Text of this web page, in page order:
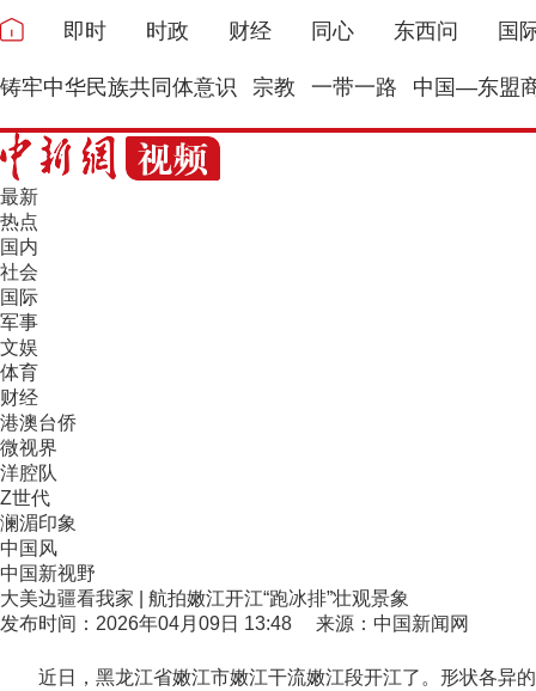
即时 时政 财经 同心 东西问 国
铸牢中华民族共同体意识 宗教 一带一路 中国—东盟
最新
热点
国内
社会
国际
军事
文娱
体育
财经
港澳台侨
微视界
洋腔队
Z世代
澜湄印象
中国风
中国新视野
大美边疆看我家 | 航拍嫩江开江“跑冰排”壮观景象
发布时间：2026年04月09日 13:48 来源：中国新闻网
近日，黑龙江省嫩江市嫩江干流嫩江段开江了。形状各异的